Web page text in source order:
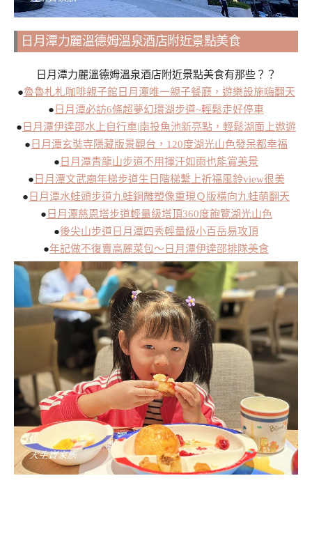
日月潭力麗溫德姆溫泉酒店附近景點美食
日月潭力麗溫德姆溫泉酒店附近景點美食有那些？？
●魯魯札札咖啡親子館日月潭唯一親子餐廳，遊樂設施嗨翻天
● 日月潭必訪6條超夢幻環湖步道~輕鬆走好停車
● 日月潭伊達邵水上自行車|南投魚池新亮點，輕鬆湖面上遨遊
● 日月潭玄奘寺隱藏版景觀台，120度湖光山色發呆都幸福
● 日月潭青龍山步道不用揮汗如雨也能賞美景
● 日月潭文武廟年梯步道生日階梯繫上祈福風鈴view很美
● 日月潭水蛙頭步道九蛙銅雕塑像重現Ｑ版橫向九蛙萌翻天
● 日月潭慈恩塔步道輕量級塔頂360度飽覽湖光山色
●後尖山步道日月潭四秀輕量級小百岳易攻頂
●年記做不復賣高麗菜包～日月潭伊達邵排隊美食